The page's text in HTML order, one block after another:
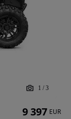
1 / 3
9 397 EUR